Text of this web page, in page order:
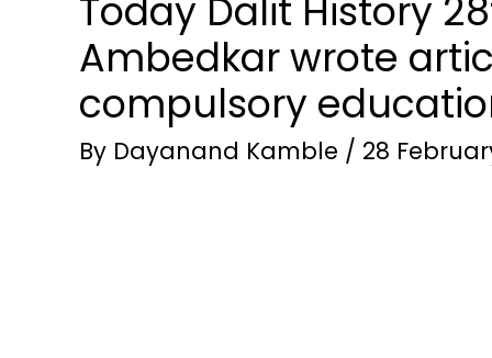
Today Dalit History
Ambedkar wrote
compulsory
By Dayanand Kamble / 28